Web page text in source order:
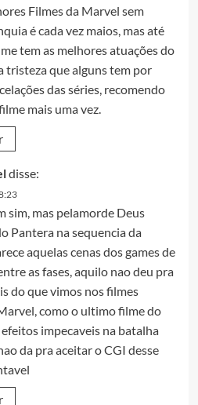
Filmes da Marvel sem
é cada vez maios, mas até
tem as melhores atuações do
tristeza que alguns tem por
das séries, recomendo
mais uma vez.
disse:
sim, mas pelamorde Deus
Pantera na sequencia da
aquelas cenas dos games de
as fases, aquilo nao deu pra
do que vimos nos filmes
como o ultimo filme do
impecaveis na batalha
da pra aceitar o CGI desse